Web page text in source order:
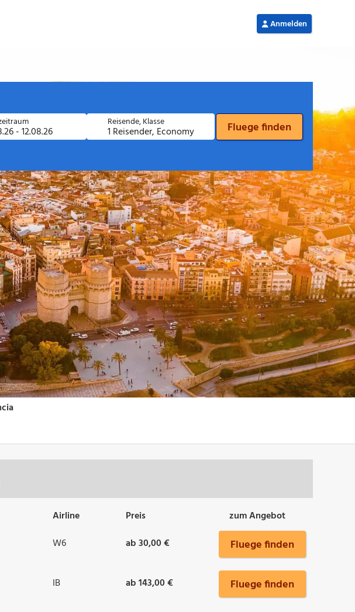
Airline Preis
zum Angebot
W6 ab 30,00 € Fluege finden
IB ab 143,00 € Fluege finden